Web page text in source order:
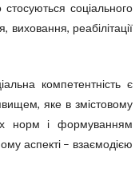
соціального
реабілітації
компетентність є
яке в змістовому
норм і формуванням
аспекті – взаємодією